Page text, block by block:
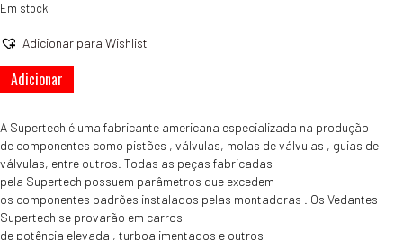
Em stock
Adicionar para Wishlist
Quantidade
de
Valvulas
SUPERTECH
Admissão/Escape
Serie
B/D/K
Adicionar
A Supertech é uma fabricante americana especializada na produção
de componentes como pistões , válvulas, molas de válvulas , guias de
válvulas, entre outros. Todas as peças fabricadas
pela Supertech possuem parâmetros que excedem
os componentes padrões instalados pelas montadoras
Os Vedantes
Supertech se provarão em carros
de potência elevada , turboalimentados e outros